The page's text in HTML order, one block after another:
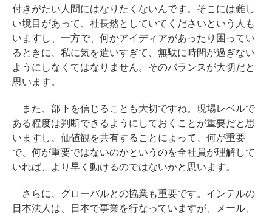
付きがたい人間にはなりたくないんです。そこには難し
い境目があって、社長然としていてくださいという人も
いますし、一方で、何かアイディアがあったり困ってい
るときに、私に気を遣いすぎて、無駄に時間が過ぎない
ようにしなくてはなりません。そのバランスが大切だと
思います。
また、部下を信じることも大切ですね。現場レベルで
ある程度は判断できるようにしておくことが重要だと思
いますし、価値観を共有することによって、何が重要
で、何が重要ではないのかというのを全社員が理解して
いれば、より早く動けるのではないかと思います。
さらに、グローバルとの協業も重要です。インテルの
日本法人は、日本で事業を行なっていますが、メール、